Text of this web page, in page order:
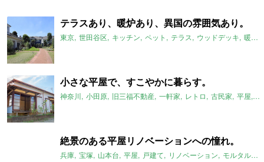
テラスあり、暖炉あり、異国の雰囲気あり。
東京 世田谷区 キッチン ペット テラス ウッドデッキ 暖炉
小さな平屋で、すこやかに暮らす。
神奈川 小田原 旧三福不動産 一軒家 レトロ 古民家 平屋 畑
絶景のある平屋リノベーションへの憧れ。
兵庫 宝塚 山本台 平屋 戸建て リノベーション モルタルステップ